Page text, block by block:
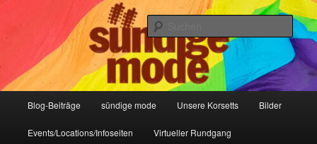
Sündige Mode Frankfurt
IHR Laden für Korsetts, Lifestyle-Mode, Club- und Dark-Wear seit 2004
Blog-Beiträge sündige mode Unsere Korsetts Bilder
Events/Locations/Infoseiten Virtueller Rundgang